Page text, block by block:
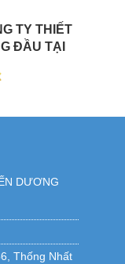
TY THIẾT
ĐẦU TẠI
DƯƠNG
Thống Nhất